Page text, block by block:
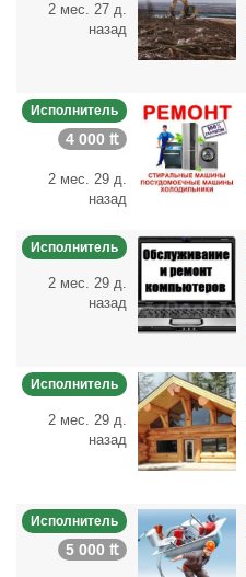
2 мес. 27 д.
назад
Исполнитель
4 000 ₶
2 мес. 29 д.
назад
Исполнитель
2 мес. 29 д.
назад
Исполнитель
2 мес. 29 д.
назад
Исполнитель
5 000 ₶